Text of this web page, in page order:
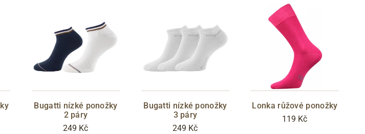
Bugatti nízké ponožky
2 páry
249 Kč
Bugatti nízké ponožky
3 páry
249 Kč
Lonka růžové ponožky
119 Kč